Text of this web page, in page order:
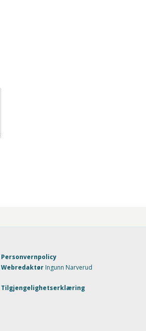
Personvernpolicy
Webredaktør Ingunn Narverud
Tilgjengelighetserklæring